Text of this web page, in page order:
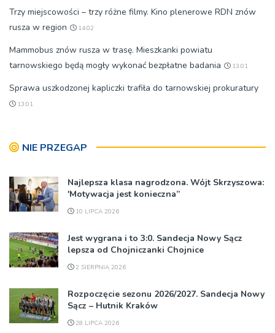
Trzy miejscowości – trzy różne filmy. Kino plenerowe RDN znów
rusza w region
14:02
Mammobus znów rusza w trasę. Mieszkanki powiatu
tarnowskiego będą mogły wykonać bezpłatne badania
13:01
Sprawa uszkodzonej kapliczki trafiła do tarnowskiej prokuratury
13:01
NIE PRZEGAP
Najlepsza klasa nagrodzona. Wójt Skrzyszowa:
'Motywacja jest konieczna”
10 LIPCA 2026
Jest wygrana i to 3:0. Sandecja Nowy Sącz
lepsza od Chojniczanki Chojnice
2 SIERPNIA 2026
Rozpoczęcie sezonu 2026/2027. Sandecja Nowy
Sącz – Hutnik Kraków
28 LIPCA 2026